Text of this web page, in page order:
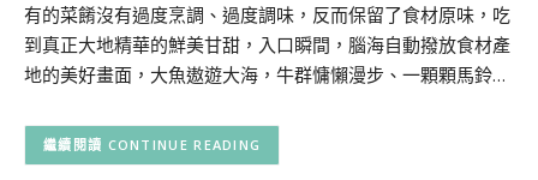
有的菜餚沒有過度烹調、過度調味，反而保留了食材原味，吃
到真正大地精華的鮮美甘甜，入口瞬間，腦海自動撥放食材產
地的美好畫面，大魚遨遊大海，牛群慵懶漫步、一顆顆馬鈴…
CONTINUE READING